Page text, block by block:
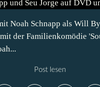
Noah Schnapp als Will
der Familienkomödie
Post lesen